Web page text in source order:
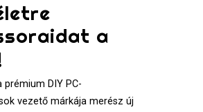
a
DIY PC-
vezető márkája merész új